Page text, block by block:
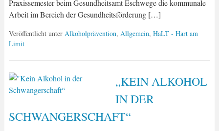
Praxissemester beim Gesundheitsamt Eschwege die kommunale
Arbeit im Bereich der Gesundheitsförderung […]
Veröffentlicht unter Alkoholprävention, Allgemein, HaLT - Hart am
Limit
„KEIN ALKOHOL
IN DER
SCHWANGERSCHAFT“